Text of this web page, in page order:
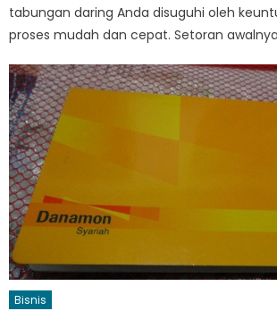
tabungan daring Anda disuguhi oleh
proses mudah dan cepat. Setoran
Bisnis